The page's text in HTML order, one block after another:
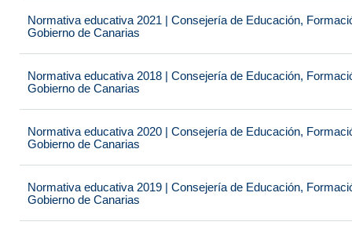
Normativa educativa 2021 | Consejería de Educación,
Gobierno de Canarias
Normativa educativa 2018 | Consejería de Educación,
Gobierno de Canarias
Normativa educativa 2020 | Consejería de Educación,
Gobierno de Canarias
Normativa educativa 2019 | Consejería de Educación,
Gobierno de Canarias